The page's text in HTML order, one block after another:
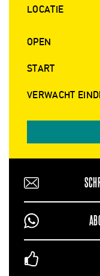
LOCATIE
OPEN
START
VERWACHT